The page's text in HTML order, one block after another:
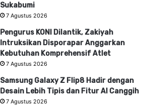
Sukabumi
7 Agustus 2026
Pengurus KONI Dilantik, Zakiyah
Intruksikan Disporapar Anggarkan
Kebutuhan Komprehensif Atlet
7 Agustus 2026
Samsung Galaxy Z Flip8 Hadir dengan
Desain Lebih Tipis dan Fitur AI Canggih
7 Agustus 2026